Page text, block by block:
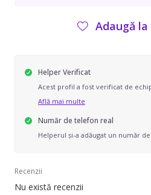
Adaugă
Helper Verificat
Acest profil a fost verificat de
Află mai multe
Număr de telefon real
Helperul și-a adăugat un număr
Recenzii
Nu există recenzii